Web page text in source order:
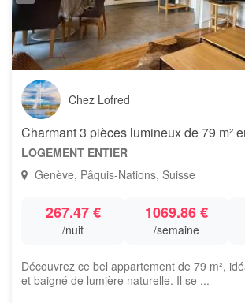
Chez Lofred
LOGEMENT ENTIER
Genève, Pâquis-Nations, Suisse
267.47 €
/nuit
1069.86 €
/semaine
Découvrez ce bel appartement de 79 m²,
et baigné de lumière naturelle. Il se ...